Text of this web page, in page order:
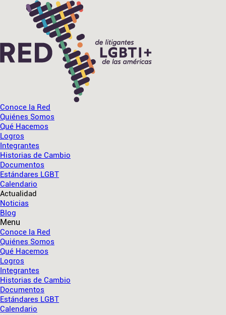
Conoce la Red
Quiénes Somos
Qué Hacemos
Logros
Integrantes
Historias de Cambio
Documentos
Estándares LGBT
Calendario
Actualidad
Noticias
Blog
Menu
Conoce la Red
Quiénes Somos
Qué Hacemos
Logros
Integrantes
Historias de Cambio
Documentos
Estándares LGBT
Calendario